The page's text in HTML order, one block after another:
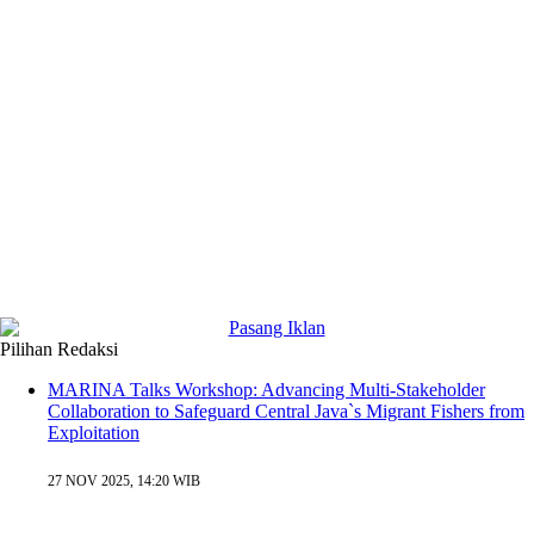
Pilihan Redaksi
MARINA Talks Workshop: Advancing Multi-Stakeholder
Collaboration to Safeguard Central Java`s Migrant Fishers from
Exploitation
27 NOV 2025, 14:20 WIB